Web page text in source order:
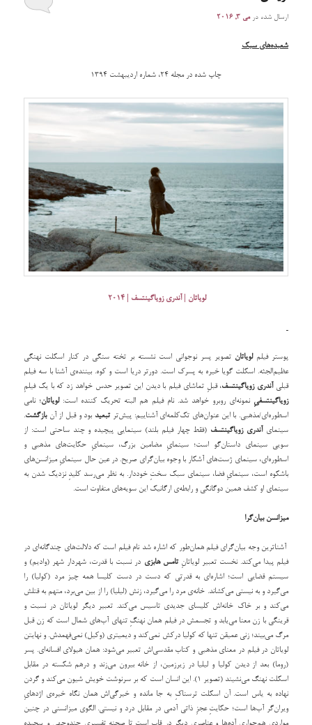
ارسال شده درمی 3, 2016
شعبده‌‌های سبک
چاپ شده در مجله ۲۴، شماره اردیبهشت 1394
لویاتان | آندری زویاگینتسف | ۲۰۱۴
پوستر فیلملویاتان تصویر پسر نوجوانی است نشسته بر تخته سنگی در کنار اسکلت نهنگی
عظیم‌الجثه. اسکلت گویا خیره به پسرک است. دورتر دریا است و کوه. بیننده‌ی آشنا با سه فیلم
قبلیآندری زویاگینتسف، قبلِ تماشای فیلم با دیدن این تصویر حدس خواهد زد که با یک فیلمِ
زویاگینتسفیِ نمونه‌‌ای روبرو خواهد شد. نام فیلم هم البته تحریک کننده است:لویاتان؛ نامی
اسطوره‌ای/مذهبی. با این عنوان‌های تک‌کلمه‌ای آشناییم: پیش‌ترتبعید بود و قبل از آنبازگشت.
سینمایآندری زویاگینتسف (فقط چهار فیلم بلند) سینمایی پیچیده و چند ساحتی است: از
سویی سینمای داستان‌گو است؛ سینمایِ مضامین بزرگ، سینمایِ حکایت‌های مذهبی و
اسطوره‌ای، سینمای ژست‌های آشکار با وجوه بیان‌گرای صریح. در عین حال سینمایِ میزانسن‌های
باشکوه است، سینمایِ فضا، سینمای سبک سختِ خوددار. به نظر می‌رسد کلیدِ نزدیک شدن به
سینمای او کشف همین دوگانگی و رابطه‌ی ارگانیک این سویه‌های متفاوت است.
میزانسن بیان‌گرا
آشناترین وجه بیان‌گرای فیلم همان‌‌طور که اشاره شد نام فیلم است که دلالت‌های چندگانه‌ای در
فیلم پیدا می‌کند. نخست تعبیر لویاتانِتامس هابزی در نسبت با قدرت، شهردار شهر (وادیم) و
سیستم قضایی است؛ اشاره‌ای به قدرتی که دست در دست کلیسا همه چیز مرد (کولیا) را
می‌گیرد و به نیستی می‌کشاند. خانه‌‌ی مرد را می‌گیرد، زنش (لیلیا) را از بین می‌برد، متهم به قتلش
می‌کند و بر خاک خانه‌اش کلیسای جدیدی تاسیس می‌کند. تعبیر دیگر لویاتان در نسبت و
قرینگی با زن معنا می‌یابد و تجسمش در فیلم همان نهنگِ تنهای آب‌های شمال است که زن قبل
مرگ می‌بیند؛ زنی عمیقن تنها که کولیا درکش نمی‌کند و دیمیتری (وکیل) نمی‌فهمدش. و نهایتن
لویاتان در فیلم در معنای مذهبی و کتاب مقدسی‌اش تعبیر می‌شود: همان هیولای افسانه‌ای. پسر
(روما) بعد از دیدن کولیا و لیلیا در زیرزمین، از خانه بیرون می‌زند و درهم شکسته در مقابل
اسکلت نهنگ می‌نشیند (تصویر 1). این انسان است که بر سرنوشت خویش شیون می‌کند و گردن
نهاده به یاس است. آن اسکلت ترسناکِ به جا مانده و خیرگی‌اش همان نگاه خیره‌ی اژدهایِ
ویران‌گر آب‌ها است؛ حکایتِ عجزِ ذاتی آدمی در مقابل درد و نیستی. الگوی میزانسنی در چنین